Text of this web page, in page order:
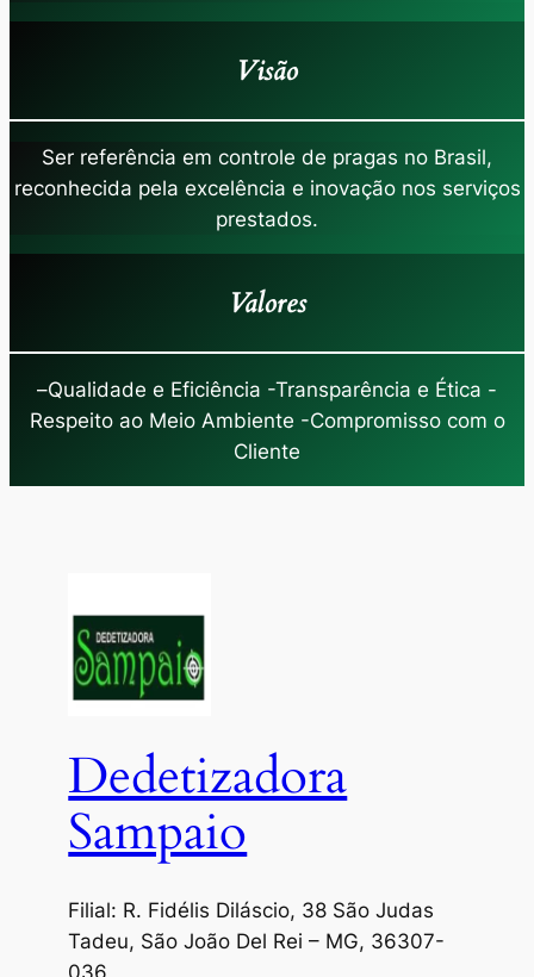
Visão
Ser referência em controle de pragas no Brasil,
reconhecida pela excelência e inovação nos serviços
prestados.
Valores
–Qualidade e Eficiência -Transparência e Ética -
Respeito ao Meio Ambiente -Compromisso com o
Cliente
Dedetizadora
Sampaio
Filial: R. Fidélis Diláscio, 38 São Judas
Tadeu, São João Del Rei – MG, 36307-